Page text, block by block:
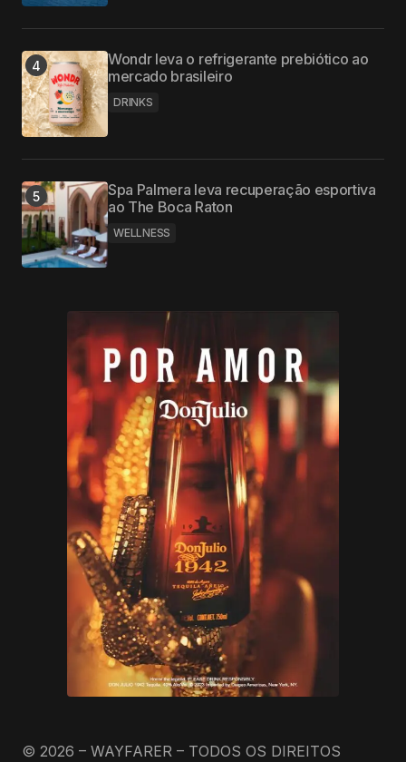
Wondr leva o refrigerante prebiótico ao
mercado brasileiro
DRINKS
Spa Palmera leva recuperação esportiva
ao The Boca Raton
WELLNESS
© 2026 – WAYFARER – TODOS OS DIREITOS